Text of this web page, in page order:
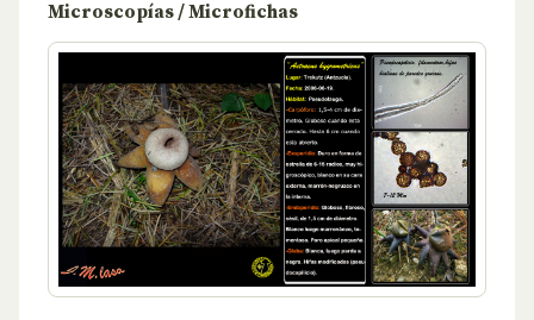
Microscopías / Microfichas